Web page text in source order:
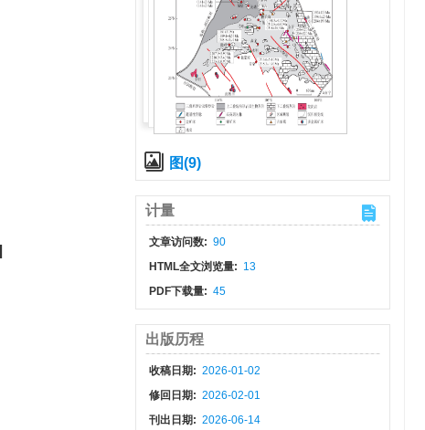
图(9)
计量
文章访问数: 90
HTML全文浏览量: 13
PDF下载量: 45
出版历程
收稿日期: 2026-01-02
修回日期: 2026-02-01
刊出日期: 2026-06-14